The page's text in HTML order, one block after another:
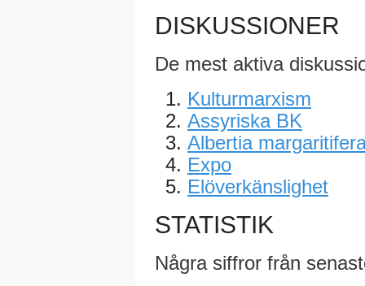
DISKUSSIONER
De mest aktiva
Kulturmarxism
Assyriska BK
Albertia
Expo
Elöverkänslighet
STATISTIK
Några siffror från